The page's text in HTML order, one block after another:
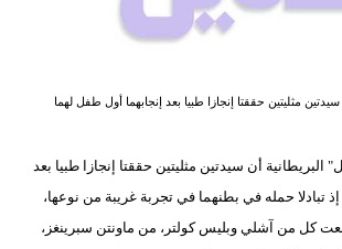
مثليتين حققتا إنجازا طبيا بعد إنجابهما أول طفل لهما
أن سيدتين مثليتين حققتا إنجازا طبيا بعد
تبادلا حمله في بطنهما في تجربة غريبة من نوعها،
كل من آشلي وبليس كولتر، من ماونتن سبرينغز،